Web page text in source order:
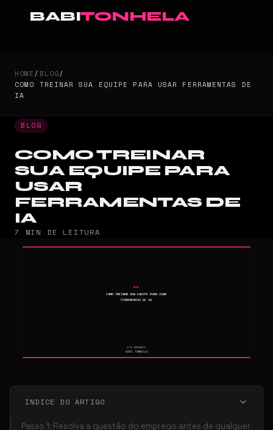
BABITONHELA
HOME/BLOG/
COMO TREINAR SUA EQUIPE PARA USAR FERRAMENTAS DE
IA
BLOG
COMO TREINAR
SUA EQUIPE PARA
USAR
FERRAMENTAS DE
IA
7 MIN DE LEITURA
INDICE DO ARTIGO
Passo 1: Resolva a questão do emprego antes de qualquer